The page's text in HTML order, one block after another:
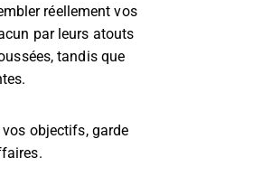
réellement vos
par leurs atouts
tandis que
objectifs, garde